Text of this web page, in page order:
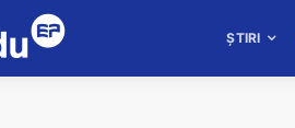
ȘTIRI